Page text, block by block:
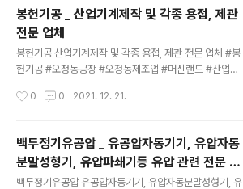
대한민국 최고의 기술이 한자리에 모여있습니다. 고객의
삶에 빛과 소금이되는 미디어테크는 더욱 더 신뢰할 수 있
는 제품으로 고객의 믿음에 보답하겠습니다. media-tec
h.kr
봉헌기공 _ 산업기계제작 및 각종 용접, 제관
전문 업체
봉헌기공 산업기계제작 및 각종 용접, 제관 전문 업체 #봉
헌기공 #오정동공장 #오정동제조업 #머신랜드 #산업기
기 #산업기계부품제작 최고의 기술을 보유한 중.소상공인
최고의 기술 미디어테크 대한민국 최고의 기술이 한자리에
모여있습니다. 고객의 삶에 빛과 소금이되는 미디어테크는
더욱 더 신뢰할 수 있는 제품으로 고객의 믿음에 보답하겠
습니다. media-tech.kr
0 0 2021. 12. 21.
백두정기유공압 _ 유공압자동기기, 유압자동
분말성형기, 유압파쇄기등 유압 관련 전문 제
작 기업
백두정기유공압 유공압자동기기, 유압자동분말성형기, 유